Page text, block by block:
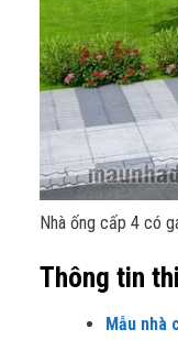
Nhà ống cấp 4 có
Thông tin
Mẫu nhà